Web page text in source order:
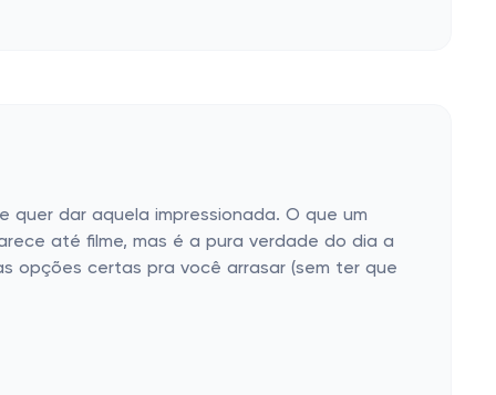
quer dar aquela impressionada. O que um
até filme, mas é a pura verdade do dia a
opções certas pra você arrasar (sem ter que